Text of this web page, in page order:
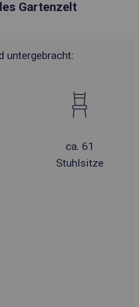
Gartenzelt
untergebracht:
ca. 61
Stuhlsitze